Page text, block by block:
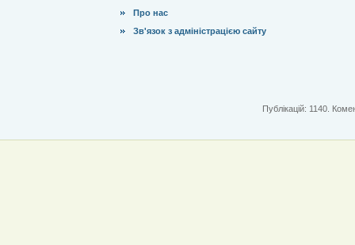
Про нас
Зв'язок з адміністрацією сайту
Публікацій: 1140.